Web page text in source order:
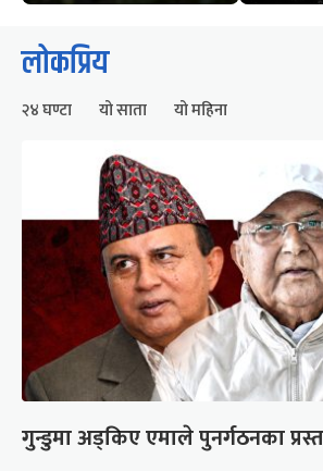
लोकप्रिय
२४ घण्टा यो साता यो महिना
गुन्डुमा अड्किए एमाले पुनर्गठनका